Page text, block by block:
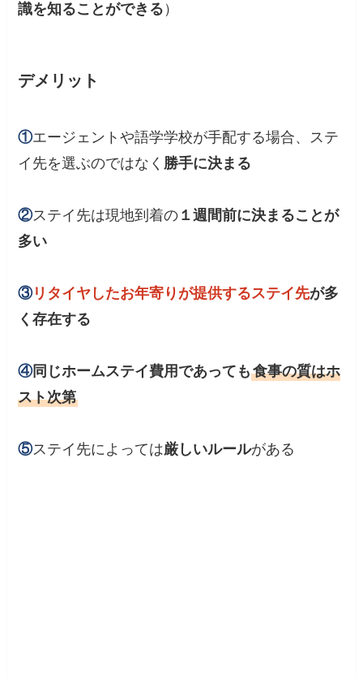
識を知ることができる ）
デメリット
①エージェントや語学学校が手配する場合、ステ
イ先を選ぶのではなく 勝手に決まる
②ステイ先は現地到着の １週間前に決まることが
多い
③リタイヤしたお年寄りが提供するステイ先が多
く存在する
④同じホームステイ費用であっても食事の質はホ
スト次第
⑤ステイ先によっては厳しいルールがある